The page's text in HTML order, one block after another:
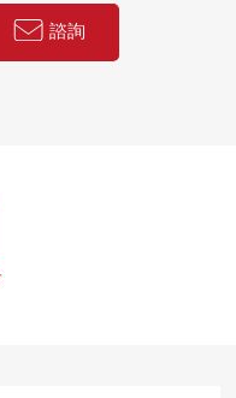
諮詢